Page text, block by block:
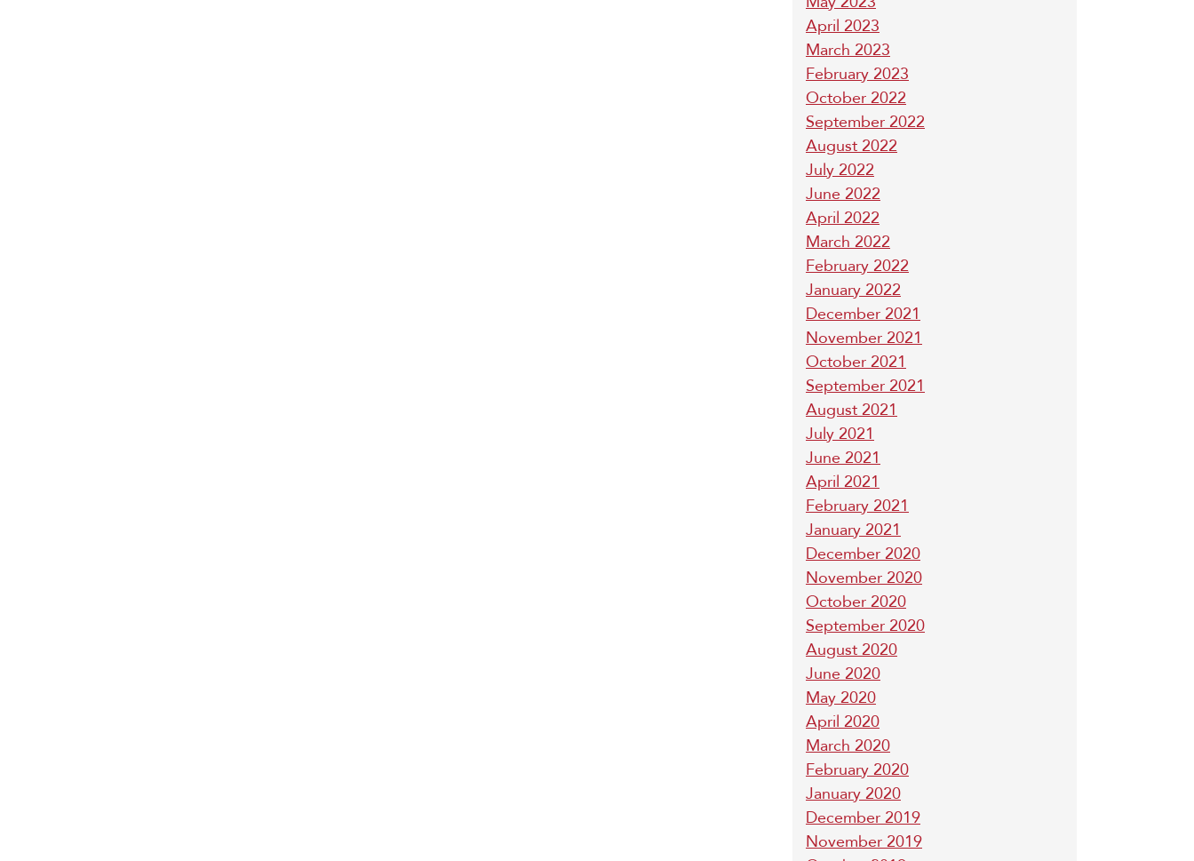
April 2023
March 2023
February 2023
October 2022
September 2022
August 2022
July 2022
June 2022
April 2022
March 2022
February 2022
January 2022
December 2021
November 2021
October 2021
September 2021
August 2021
July 2021
June 2021
April 2021
February 2021
January 2021
December 2020
November 2020
October 2020
September 2020
August 2020
June 2020
May 2020
April 2020
March 2020
February 2020
January 2020
December 2019
November 2019